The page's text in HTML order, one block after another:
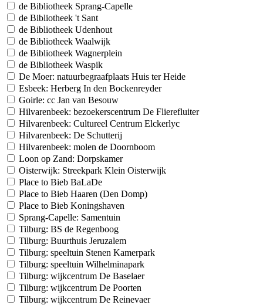
de Bibliotheek Sprang-Capelle
de Bibliotheek 't Sant
de Bibliotheek Udenhout
de Bibliotheek Waalwijk
de Bibliotheek Wagnerplein
de Bibliotheek Waspik
De Moer: natuurbegraafplaats Huis ter Heide
Esbeek: Herberg In den Bockenreyder
Goirle: cc Jan van Besouw
Hilvarenbeek: bezoekerscentrum De Flierefluiter
Hilvarenbeek: Cultureel Centrum Elckerlyc
Hilvarenbeek: De Schutterij
Hilvarenbeek: molen de Doornboom
Loon op Zand: Dorpskamer
Oisterwijk: Streekpark Klein Oisterwijk
Place to Bieb BaLaDe
Place to Bieb Haaren (Den Domp)
Place to Bieb Koningshaven
Sprang-Capelle: Samentuin
Tilburg: BS de Regenboog
Tilburg: Buurthuis Jeruzalem
Tilburg: speeltuin Stenen Kamerpark
Tilburg: speeltuin Wilhelminapark
Tilburg: wijkcentrum De Baselaer
Tilburg: wijkcentrum De Poorten
Tilburg: wijkcentrum De Reinevaer